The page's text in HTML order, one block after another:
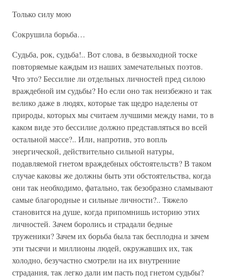
Только силу мою
Сокрушила борьба…
Судьба, рок, судьба!.. Вот слова, в безвыходной тоске
повторяемые каждым из наших замечательных поэтов.
Что это? Бессилие ли отдельных личностей пред силою
враждебной им судьбы? Но если оно так неизбежно и так
велико даже в людях, которые так щедро наделены от
природы, которых мы считаем лучшими между нами, то в
каком виде это бессилие должно представляться во всей
остальной массе?.. Или, напротив, это вопль
энергической, действительно сильной натуры,
подавляемой гнетом враждебных обстоятельств? В таком
случае каковы же должны быть эти обстоятельства, когда
они так необходимо, фатально, так безобразно сламывают
самые благородные и сильные личности?.. Тяжело
становится на душе, когда припомнишь историю этих
личностей. Зачем боролись и страдали бедные
труженики? Зачем их борьба была так бесплодна и зачем
эти тысячи и миллионы людей, окружавших их, так
холодно, безучастно смотрели на их внутренние
страдания, так легко дали им пасть под гнетом судьбы?